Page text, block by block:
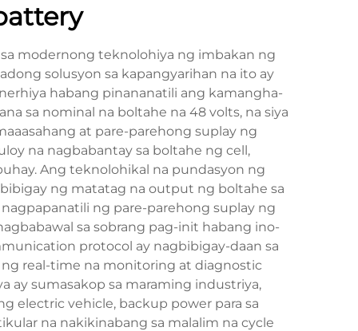
modernong teknolohiya ng imbakan ng
solusyon sa kapangyarihan na ito ay
habang pinananatili ang kamangha-
sa nominal na boltahe na 48 volts, na siya
at pare-parehong suplay ng
na nagbabantay sa boltahe ng cell,
Ang teknolohikal na pundasyon ng
ng matatag na output ng boltahe sa
ng pare-parehong suplay ng
sa sobrang pag-init habang ino-
protocol ay nagbibigay-daan sa
real-time na monitoring at diagnostic
ay sumasakop sa maraming industriya,
electric vehicle, backup power para sa
na nakikinabang sa malalim na cycle